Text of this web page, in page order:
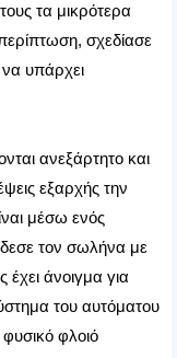
τα μικρότερα
σχεδίασε
υπάρχει
ανεξάρτητο και
εξαρχής την
μέσω ενός
τον σωλήνα με
άνοιγμα για
του αυτόματου
φλοιό